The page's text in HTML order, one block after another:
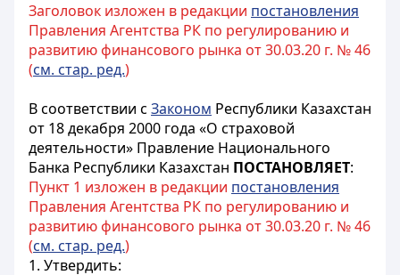
Заголовок изложен в редакции постановления
Правления Агентства РК по регулированию и
развитию финансового рынка от 30.03.20 г. № 46
(см. стар. ред.)
В соответствии с Законом Республики Казахстан
от 18 декабря 2000 года «О страховой
деятельности» Правление Национального
Банка Республики Казахстан ПОСТАНОВЛЯЕТ:
Пункт 1 изложен в редакции постановления
Правления Агентства РК по регулированию и
развитию финансового рынка от 30.03.20 г. № 46
(см. стар. ред.)
1. Утвердить: